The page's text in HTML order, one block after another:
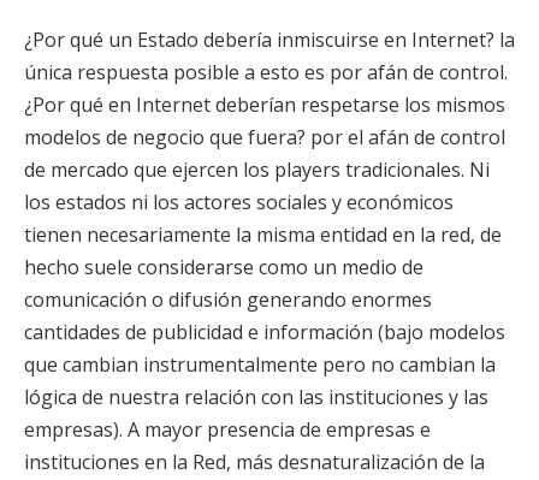
¿Por qué un Estado debería inmiscuirse en Internet? la
única respuesta posible a esto es por afán de control.
¿Por qué en Internet deberían respetarse los mismos
modelos de negocio que fuera? por el afán de control
de mercado que ejercen los players tradicionales. Ni
los estados ni los actores sociales y económicos
tienen necesariamente la misma entidad en la red, de
hecho suele considerarse como un medio de
comunicación o difusión generando enormes
cantidades de publicidad e información (bajo modelos
que cambian instrumentalmente pero no cambian la
lógica de nuestra relación con las instituciones y las
empresas). A mayor presencia de empresas e
instituciones en la Red, más desnaturalización de la